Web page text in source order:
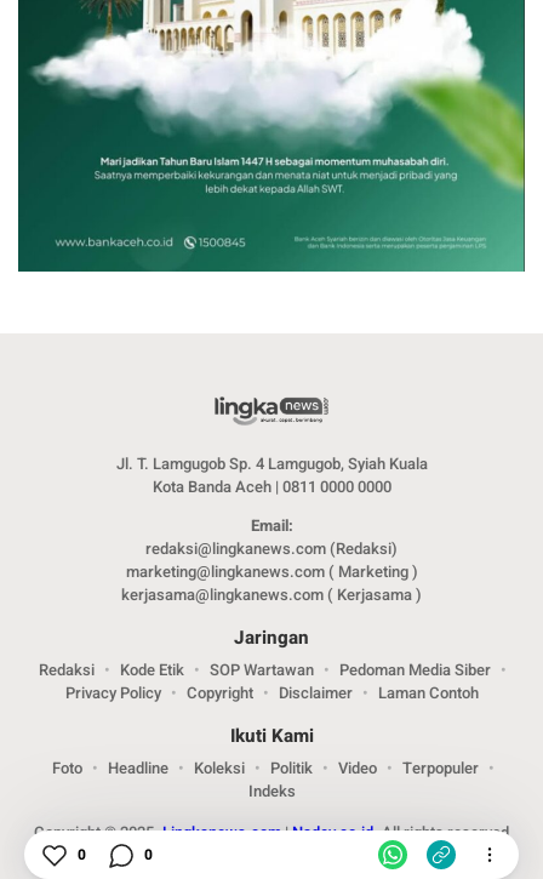
Jl. T. Lamgugob Sp. 4 Lamgugob, Syiah Kuala
Kota Banda Aceh | 0811 0000 0000
Email:
redaksi@lingkanews.com (Redaksi)
marketing@lingkanews.com ( Marketing )
kerjasama@lingkanews.com ( Kerjasama )
Jaringan
Redaksi Kode Etik SOP Wartawan
Pedoman Media Siber
Privacy Policy
Copyright Disclaimer Laman Contoh
Ikuti Kami
Foto Headline Koleksi Politik Video
Terpopuler
Indeks
Copyright © 2025.Lingkanews.com|Nadev.co.id.All rights reserved
0 0